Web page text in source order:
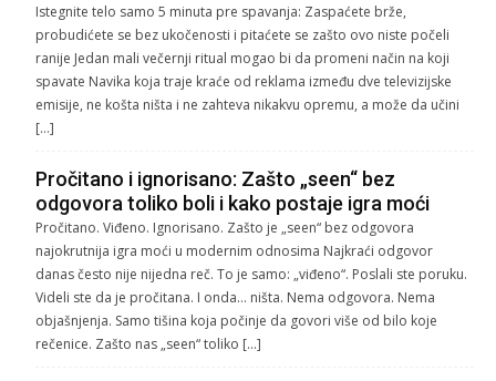
Istegnite telo samo 5 minuta pre spavanja: Zaspaćete brže,
probudićete se bez ukočenosti i pitaćete se zašto ovo niste počeli
ranije Jedan mali večernji ritual mogao bi da promeni način na koji
spavate Navika koja traje kraće od reklama između dve televizijske
emisije, ne košta ništa i ne zahteva nikakvu opremu, a može da učini
[…]
Pročitano i ignorisano: Zašto „seen“ bez
odgovora toliko boli i kako postaje igra moći
Pročitano. Viđeno. Ignorisano. Zašto je „seen“ bez odgovora
najokrutnija igra moći u modernim odnosima Najkraći odgovor
danas često nije nijedna reč. To je samo: „viđeno“. Poslali ste poruku.
Videli ste da je pročitana. I onda… ništa. Nema odgovora. Nema
objašnjenja. Samo tišina koja počinje da govori više od bilo koje
rečenice. Zašto nas „seen“ toliko […]